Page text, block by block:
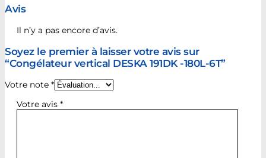
Avis
Il n’y a pas encore d’avis.
Soyez le premier à laisser votre avis sur
“Congélateur vertical DESKA 191DK -180L-6T”
Votre note *
Votre avis *